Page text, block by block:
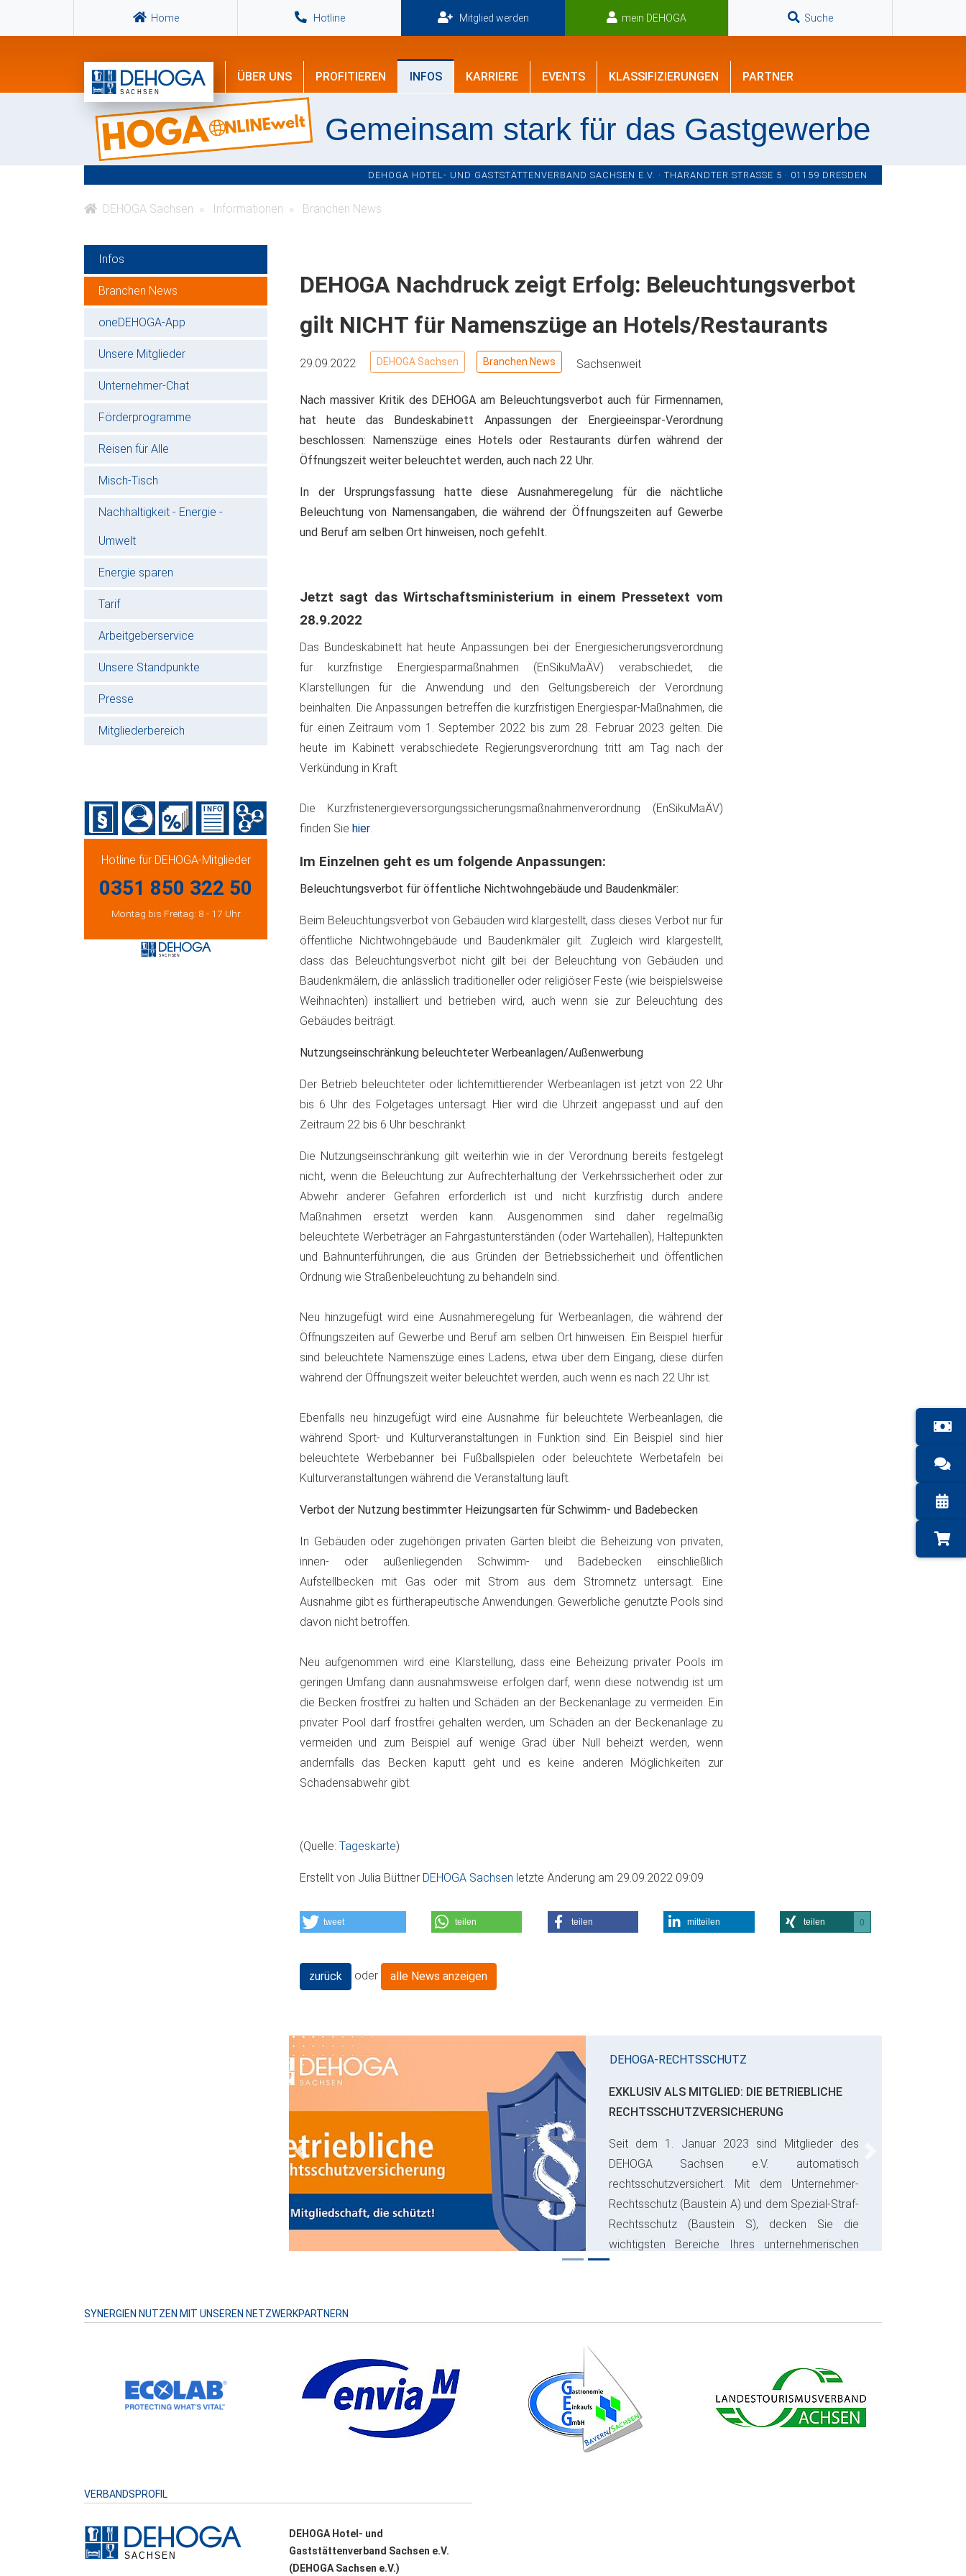
Home Hotline Mitglied werden mein DEHOGA Suche
ÜBER UNS PROFITIEREN INFOS KARRIERE EVENTS KLASSIFIZIERUNGEN PARTNER
Gemeinsam stark für das Gastgewerbe
DEHOGA HOTEL- UND GASTSTÄTTENVERBAND SACHSEN E.V. · THARANDTER STRASSE 5 · 01159 DRESDEN
DEHOGA Sachsen Informationen Branchen News
Infos
Branchen News
oneDEHOGA-App
Unsere Mitglieder
Unternehmer-Chat
Förderprogramme
Reisen für Alle
Misch-Tisch
Nachhaltigkeit - Energie -
Umwelt
Energie sparen
Tarif
Arbeitgeberservice
Unsere Standpunkte
Presse
Mitgliederbereich
Hotline für DEHOGA-Mitglieder
0351 850 322 50
Montag bis Freitag: 8 - 17 Uhr
DEHOGA Nachdruck zeigt Erfolg: Beleuchtungsverbot
gilt NICHT für Namenszüge an Hotels/Restaurants
29.09.2022 DEHOGA Sachsen Branchen News Sachsenweit
Nach massiver Kritik des DEHOGA am Beleuchtungsverbot auch für Firmennamen,
hat heute das Bundeskabinett Anpassungen der Energieeinspar-Verordnung
beschlossen: Namenszüge eines Hotels oder Restaurants dürfen während der
Öffnungszeit weiter beleuchtet werden, auch nach 22 Uhr.
In der Ursprungsfassung hatte diese Ausnahmeregelung für die nächtliche
Beleuchtung von Namensangaben, die während der Öffnungszeiten auf Gewerbe
und Beruf am selben Ort hinweisen, noch gefehlt.
Jetzt sagt das Wirtschaftsministerium in einem Pressetext vom
28.9.2022
Das Bundeskabinett hat heute Anpassungen bei der Energiesicherungsverordnung
für kurzfristige Energiesparmaßnahmen (EnSikuMaÄV) verabschiedet, die
Klarstellungen für die Anwendung und den Geltungsbereich der Verordnung
beinhalten. Die Anpassungen betreffen die kurzfristigen Energiespar-Maßnahmen, die
für einen Zeitraum vom 1. September 2022 bis zum 28. Februar 2023 gelten. Die
heute im Kabinett verabschiedete Regierungsverordnung tritt am Tag nach der
Verkündung in Kraft.
Die Kurzfristenergieversorgungssicherungsmaßnahmenverordnung (EnSikuMaÄV)
finden Sie hier
Im Einzelnen geht es um folgende Anpassungen:
Beleuchtungsverbot für öffentliche Nichtwohngebäude und Baudenkmäler:
Beim Beleuchtungsverbot von Gebäuden wird klargestellt, dass dieses Verbot nur für
öffentliche Nichtwohngebäude und Baudenkmäler gilt. Zugleich wird klargestellt,
dass das Beleuchtungsverbot nicht gilt bei der Beleuchtung von Gebäuden und
Baudenkmälern, die anlässlich traditioneller oder religiöser Feste (wie beispielsweise
Weihnachten) installiert und betrieben wird, auch wenn sie zur Beleuchtung des
Gebäudes beiträgt.
Nutzungseinschränkung beleuchteter Werbeanlagen/Außenwerbung
Der Betrieb beleuchteter oder lichtemittierender Werbeanlagen ist jetzt von 22 Uhr
bis 6 Uhr des Folgetages untersagt. Hier wird die Uhrzeit angepasst und auf den
Zeitraum 22 bis 6 Uhr beschränkt.
Die Nutzungseinschränkung gilt weiterhin wie in der Verordnung bereits festgelegt
nicht, wenn die Beleuchtung zur Aufrechterhaltung der Verkehrssicherheit oder zur
Abwehr anderer Gefahren erforderlich ist und nicht kurzfristig durch andere
Maßnahmen ersetzt werden kann. Ausgenommen sind daher regelmäßig
beleuchtete Werbeträger an Fahrgastunterständen (oder Wartehallen), Haltepunkten
und Bahnunterführungen, die aus Gründen der Betriebssicherheit und öffentlichen
Ordnung wie Straßenbeleuchtung zu behandeln sind.
Neu hinzugefügt wird eine Ausnahmeregelung für Werbeanlagen, die während der
Öffnungszeiten auf Gewerbe und Beruf am selben Ort hinweisen. Ein Beispiel hierfür
sind beleuchtete Namenszüge eines Ladens, etwa über dem Eingang, diese dürfen
während der Öffnungszeit weiter beleuchtet werden, auch wenn es nach 22 Uhr ist.
Ebenfalls neu hinzugefügt wird eine Ausnahme für beleuchtete Werbeanlagen, die
während Sport- und Kulturveranstaltungen in Funktion sind. Ein Beispiel sind hier
beleuchtete Werbebanner bei Fußballspielen oder beleuchtete Werbetafeln bei
Kulturveranstaltungen während die Veranstaltung läuft.
Verbot der Nutzung bestimmter Heizungsarten für Schwimm- und Badebecken
In Gebäuden oder zugehörigen privaten Gärten bleibt die Beheizung von privaten,
innen- oder außenliegenden Schwimm- und Badebecken einschließlich
Aufstellbecken mit Gas oder mit Strom aus dem Stromnetz untersagt. Eine
Ausnahme gibt es fürtherapeutische Anwendungen. Gewerbliche genutzte Pools sind
davon nicht betroffen.
Neu aufgenommen wird eine Klarstellung, dass eine Beheizung privater Pools im
geringen Umfang dann ausnahmsweise erfolgen darf, wenn diese notwendig ist um
die Becken frostfrei zu halten und Schäden an der Beckenanlage zu vermeiden. Ein
privater Pool darf frostfrei gehalten werden, um Schäden an der Beckenanlage zu
vermeiden und zum Beispiel auf wenige Grad über Null beheizt werden, wenn
andernfalls das Becken kaputt geht und es keine anderen Möglichkeiten zur
Schadensabwehr gibt.
(Quelle: Tageskarte)
Erstellt von Julia Büttner DEHOGA Sachsen letzte Änderung am 29.09.2022 09:09
tweet teilen teilen mitteilen teilen 0
zurück oder alle News anzeigen
DEHOGA-RECHTSSCHUTZ
EXKLUSIV ALS MITGLIED: DIE BETRIEBLICHE
RECHTSSCHUTZVERSICHERUNG
Seit dem 1. Januar 2023 sind Mitglieder des
DEHOGA Sachsen e.V. automatisch
rechtsschutzversichert. Mit dem Unternehmer-
Rechtsschutz (Baustein A) und dem Spezial-Straf-
Rechtsschutz (Baustein S), decken Sie die
wichtigsten Bereiche Ihres unternehmerischen
Risikos ab und sparen bares Geld.
Previous
SYNERGIEN NUTZEN MIT UNSEREN NETZWERKPARTNERN
VERBANDSPROFIL
DEHOGA Hotel- und
Gaststättenverband Sachsen e.V.
(DEHOGA Sachsen e.V.)